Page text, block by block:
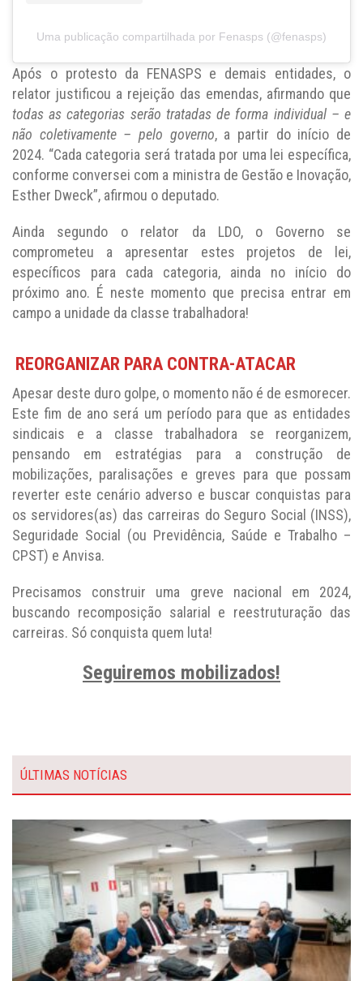
Uma publicação compartilhada por Fenasps (@fenasps)
Após o protesto da FENASPS e demais entidades, o
relator justificou a rejeição das emendas, afirmando que
todas as categorias serão tratadas de forma individual – e
não coletivamente – pelo governo, a partir do início de
2024. “Cada categoria será tratada por uma lei específica,
conforme conversei com a ministra de Gestão e Inovação,
Esther Dweck”, afirmou o deputado.
Ainda segundo o relator da LDO, o Governo se
comprometeu a apresentar estes projetos de lei,
específicos para cada categoria, ainda no início do
próximo ano. É neste momento que precisa entrar em
campo a unidade da classe trabalhadora!
REORGANIZAR PARA CONTRA-ATACAR
Apesar deste duro golpe, o momento não é de esmorecer.
Este fim de ano será um período para que as entidades
sindicais e a classe trabalhadora se reorganizem,
pensando em estratégias para a construção de
mobilizações, paralisações e greves para que possam
reverter este cenário adverso e buscar conquistas para
os servidores(as) das carreiras do Seguro Social (INSS),
Seguridade Social (ou Previdência, Saúde e Trabalho –
CPST) e Anvisa.
Precisamos construir uma greve nacional em 2024,
buscando recomposição salarial e reestruturação das
carreiras. Só conquista quem luta!
Seguiremos mobilizados!
ÚLTIMAS NOTÍCIAS